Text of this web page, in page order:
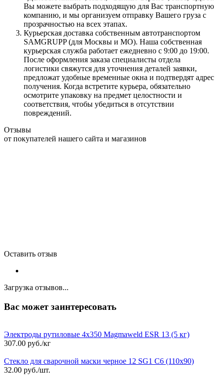
Вы можете выбрать подходящую для Вас транспортную
компанию, и мы организуем отправку Вашего груза с
прозрачностью на всех этапах.
Курьерская доставка собственным автотранспортом
SAMGRUPP (для Москвы и МО). Наша собственная
курьерская служба работает ежедневно с 9:00 до 19:00.
После оформления заказа специалисты отдела
логистики свяжутся для уточнения деталей заявки,
предложат удобные временные окна и подтвердят адрес
получения. Когда встретите курьера, обязательно
осмотрите упаковку на предмет целостности и
соответствия, чтобы убедиться в отсутствии
повреждений.
Отзывы
от покупателей нашего сайта и магазинов
Оставить отзыв
Загрузка отзывов...
Вас может заинтересовать
Электроды рутиловые 4х350 Magmaweld ESR 13 (5 кг)
307.00 руб./кг
Стекло для сварочной маски черное 12 SG1 С6 (110х90)
32.00 руб./шт.